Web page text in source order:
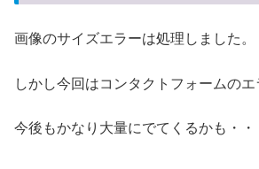
画像のサイズエラーは処理しました。
しかし今回はコンタクトフォームのエ
今後もかなり大量にでてくるかも・・